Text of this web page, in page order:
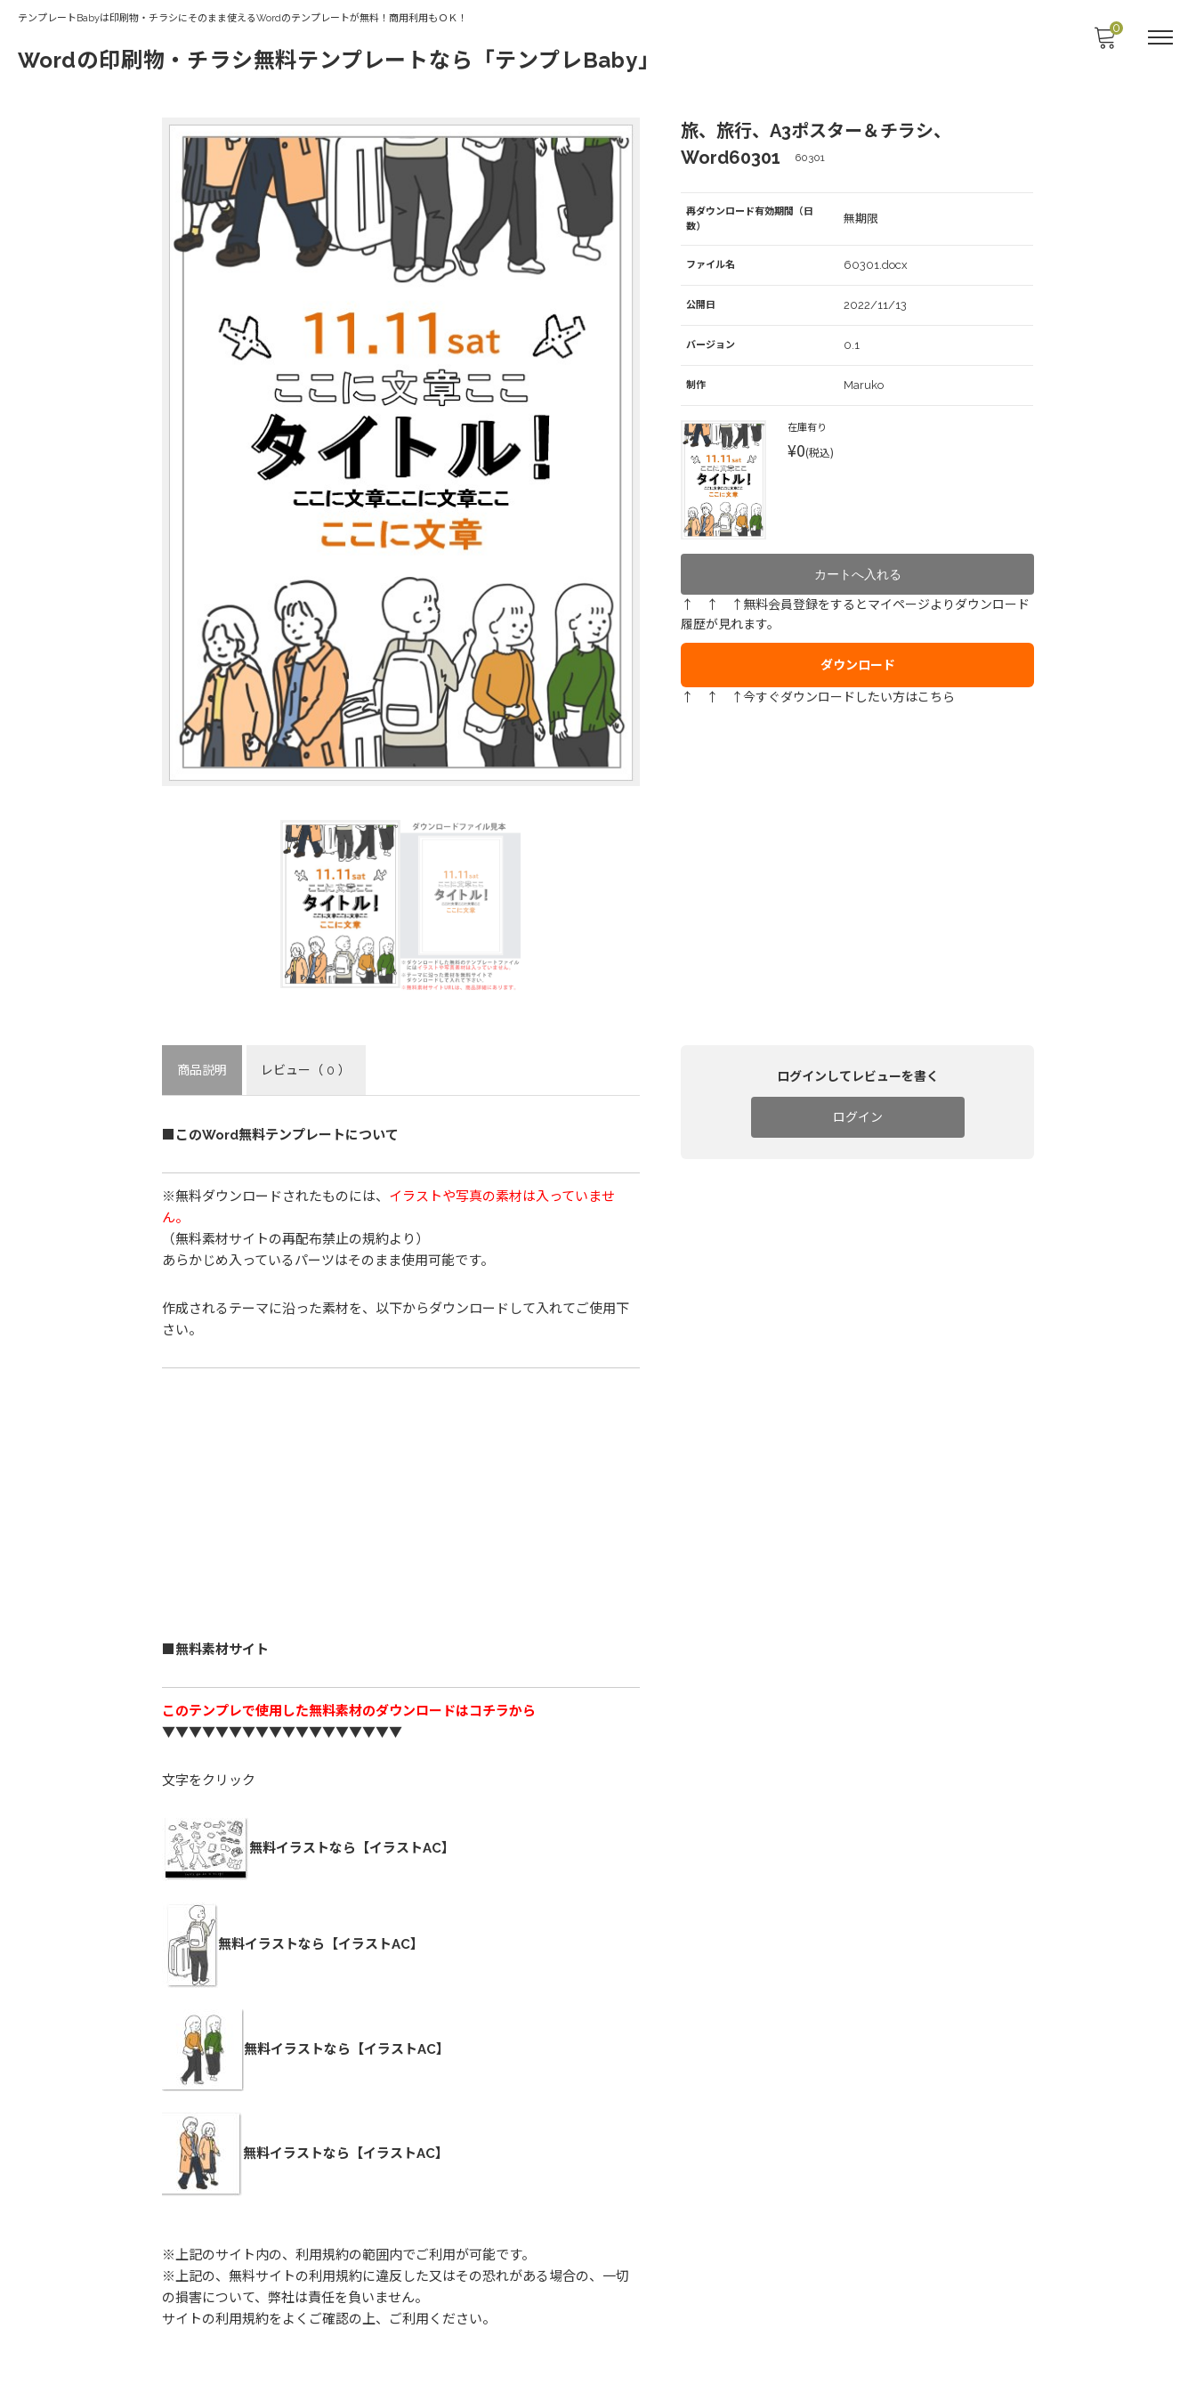
テンプレートBabyは印刷物・チラシにそのまま使えるWordのテンプレートが無料！商用利用もＯＫ！
Wordの印刷物・チラシ無料テンプレートなら「テンプレBaby」
0
旅、旅行、A3ポスター＆チラシ、
Word60301
60301
再ダウンロード有効期間（日
数）
無期限
ファイル名 60301.docx
公開日 2022/11/13
バージョン 0.1
制作 Maruko
在庫有り
¥0(税込)
↑ ↑ ↑無料会員登録をするとマイページよりダウンロード
履歴が見れます。
ダウンロード
↑ ↑ ↑今すぐダウンロードしたい方はこちら
商品説明 レビュー （ 0 ）
■このWord無料テンプレートについて
※無料ダウンロードされたものには、 イラストや写真の素材は入っていませ
ん。
（無料素材サイトの再配布禁止の規約より）
あらかじめ入っているパーツはそのまま使用可能です。
作成されるテーマに沿った素材を、以下からダウンロードして入れてご使用下
さい。
■無料素材サイト
このテンプレで使用した無料素材のダウンロードはコチラから
▼▼▼▼▼▼▼▼▼▼▼▼▼▼▼▼▼▼
文字をクリック
無料イラストなら【イラストAC】
無料イラストなら【イラストAC】
無料イラストなら【イラストAC】
無料イラストなら【イラストAC】
※上記のサイト内の、利用規約の範囲内でご利用が可能です。
※上記の、無料サイトの利用規約に違反した又はその恐れがある場合の、一切
の損害について、弊社は責任を負いません。
サイトの利用規約をよくご確認の上、ご利用ください。
ログインしてレビューを書く
ログイン